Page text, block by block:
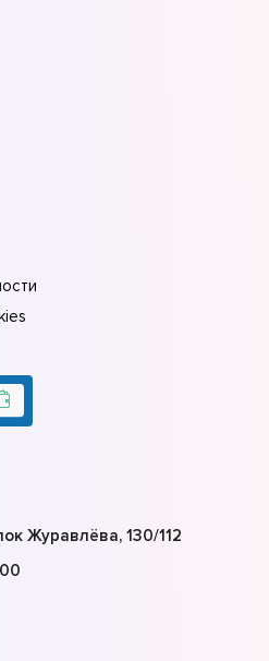
Журавлёва, 130/112